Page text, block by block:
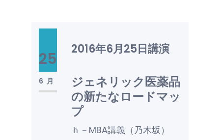
25
6月
2016年6月25日講演
ジェネリック医薬品
の新たなロードマッ
プ
ｈ－MBA講義（乃木坂）